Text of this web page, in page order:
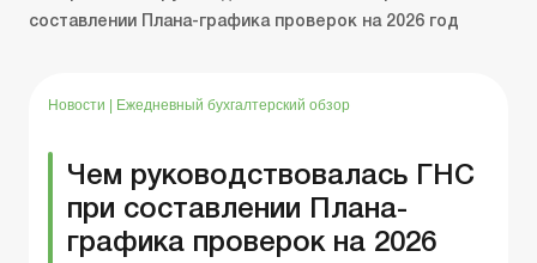
составлении Плана-графика проверок на 2026 год
Новости Ежедневный бухгалтерский обзор
Чем руководствовалась ГНС
при составлении Плана-
графика проверок на 2026